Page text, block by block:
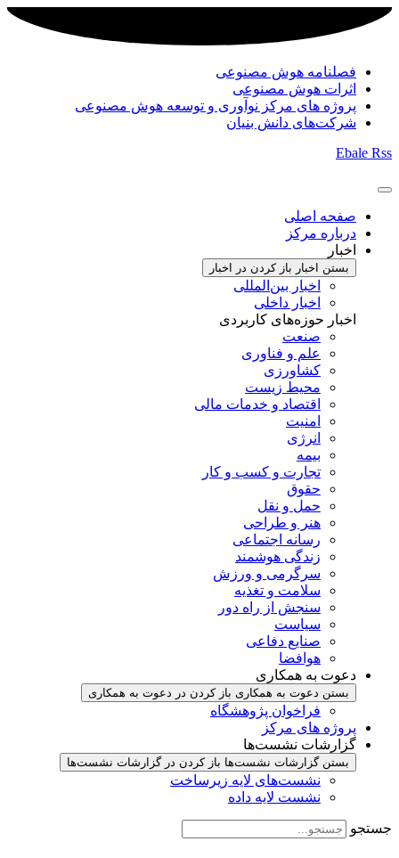
فصلنامه هوش مصنوعی
اثرات هوش مصنوعی
پروژه های مرکز نوآوری و توسعه هوش مصنوعی
شرکت‌های دانش بنیان
Ebale Rss
صفحه اصلی
درباره مرکز
اخبار
بستن اخبار باز کردن در اخبار
اخبار بین‌المللی
اخبار داخلی
اخبار حوزه‌های کاربردی
صنعت
علم و فناوری
کشاورزی
محیط زیست
اقتصاد و خدمات مالی
امنیت
انرژی
بیمه
تجارت و کسب و کار
حقوق
حمل و نقل
هنر و طراحی
رسانه اجتماعی
زندگی هوشمند
سرگرمی و ورزش
سلامت و تغذیه
سنجش از راه دور
سیاست
صنایع دفاعی
هوافضا
دعوت به همکاری
بستن دعوت به همکاری باز کردن در دعوت به همکاری
فراخوان پژوهشگاه
پروژه های مرکز
گزارشات نشست‌ها
بستن گزارشات نشست‌ها باز کردن در گزارشات نشست‌ها
نشست‌‌های لایه زیرساخت
نشست لایه داده
جستجو